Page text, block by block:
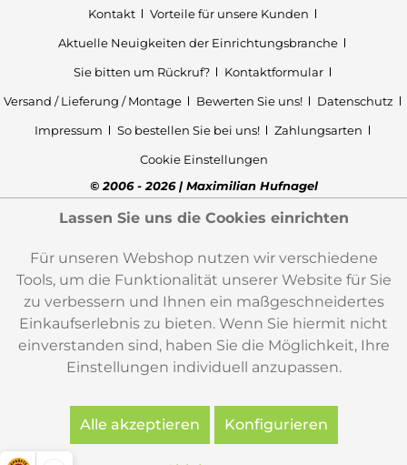
Kontakt
Vorteile für unsere Kunden
Aktuelle Neuigkeiten der Einrichtungsbranche
Sie bitten um Rückruf?
Kontaktformular
Versand / Lieferung / Montage
Bewerten Sie uns!
Datenschutz
Impressum
So bestellen Sie bei uns!
Zahlungsarten
Cookie Einstellungen
© 2006 - 2026 | Maximilian Hufnagel
Lassen Sie uns die Cookies einrichten
Für unseren Webshop nutzen wir verschiedene
Tools, um die Funktionalität unserer Website für Sie
zu verbessern und Ihnen ein maßgeschneidertes
Einkaufserlebnis zu bieten. Wenn Sie hiermit nicht
einverstanden sind, haben Sie die Möglichkeit, Ihre
Einstellungen individuell anzupassen.
Alle akzeptieren Konfigurieren